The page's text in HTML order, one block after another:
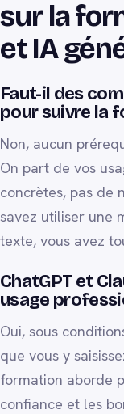
sur la
et IA
Faut-il des
pour suivre la
Non, aucun
On part de vos
concrètes, pas de
savez utiliser une
texte, vous avez
ChatGPT et
usage
Oui, sous
que vous y
formation aborde
confiance et les